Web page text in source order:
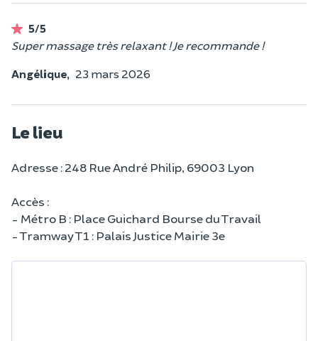
5/5
Super massage très relaxant ! Je recommande !
Angélique, 23 mars 2026
Le lieu
Adresse : 248 Rue André Philip, 69003 Lyon
Accès :
- Métro B : Place Guichard Bourse du Travail
- Tramway T1 : Palais Justice Mairie 3e